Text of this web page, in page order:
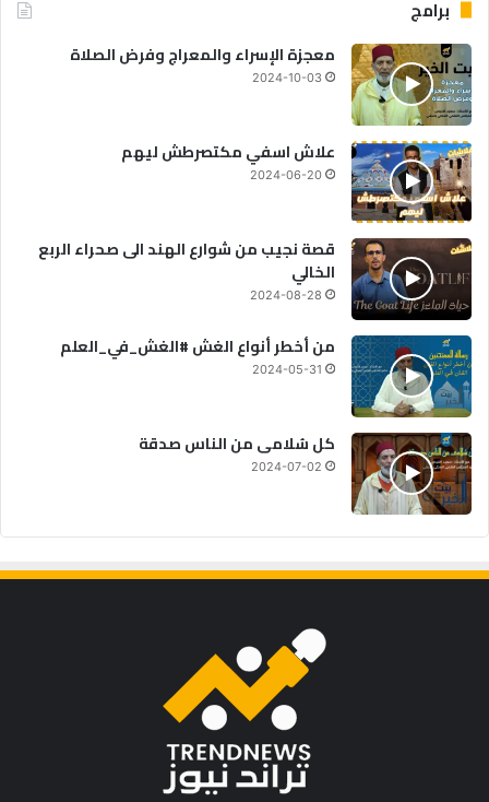
برامج
معجزة الإسراء والمعراج وفرض الصلاة
2024-10-03
علاش اسفي مكتصرطش ليهم
2024-06-20
قصة نجيب من شوارع الهند الى صحراء الربع
الخالي
2024-08-28
من أخطر أنواع الغش #الغش_في_العلم
2024-05-31
كل سُلامى من الناس صدقة
2024-07-02